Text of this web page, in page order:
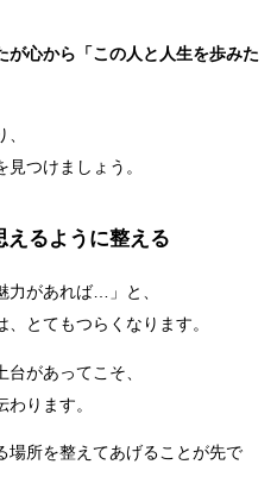
が心から「この人と人生を歩みた
つけましょう。
るように整える
力があれば…」と、
とてもつらくなります。
があってこそ、
ります。
場所を整えてあげることが先で